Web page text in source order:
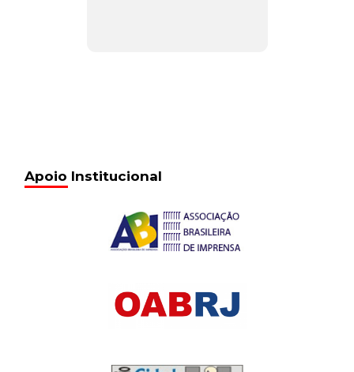
Apoio Institucional